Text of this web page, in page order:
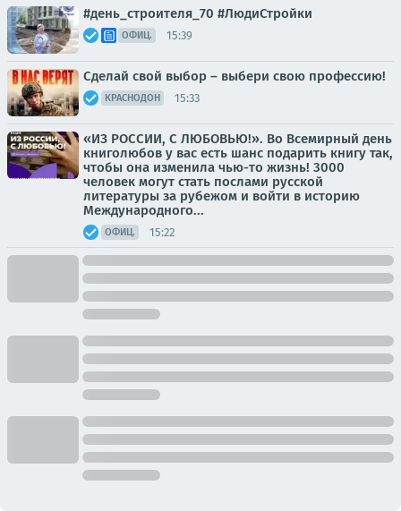
#день_строителя_70 #ЛюдиСтройки
ОФИЦ. 15:39
Сделай свой выбор – выбери свою профессию!
КРАСНОДОН 15:33
«ИЗ РОССИИ, С ЛЮБОВЬЮ!». Во Всемирный день
книголюбов у вас есть шанс подарить книгу так,
чтобы она изменила чью-то жизнь! 3000
человек могут стать послами русской
литературы за рубежом и войти в историю
Международного...
ОФИЦ. 15:22